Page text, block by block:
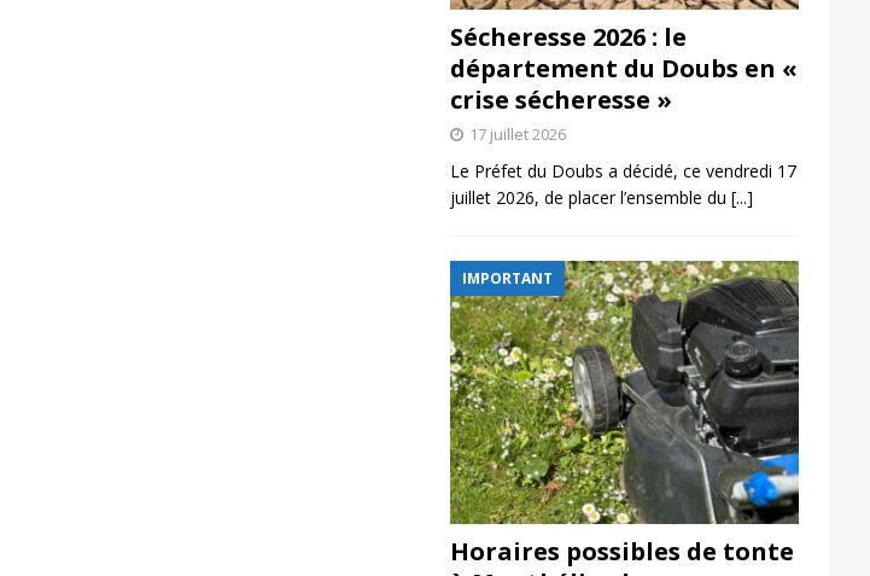
Sécheresse 2026 : le
département du Doubs en «
crise sécheresse »
17 juillet 2026
Le Préfet du Doubs a décidé, ce vendredi 17
juillet 2026, de placer l’ensemble du [...]
IMPORTANT
Horaires possibles de tonte